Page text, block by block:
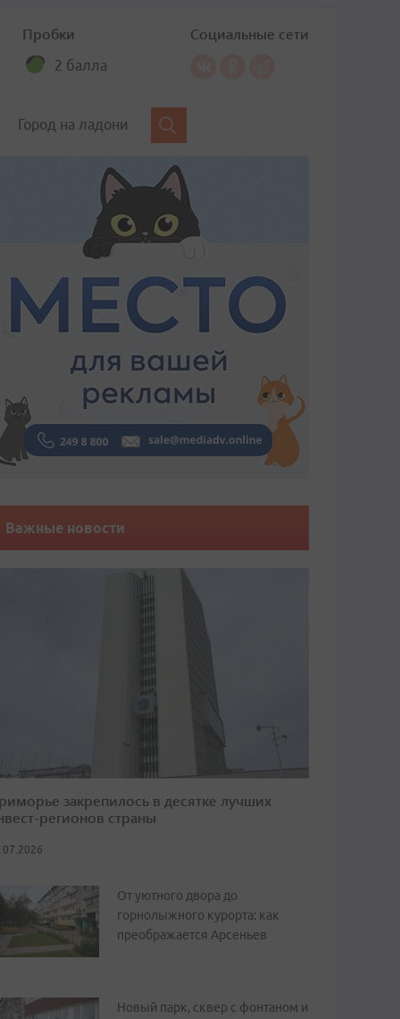
Пробки
2 балла
Социальные сети
Город на ладони
Важные новости
закрепилось в десятке лучших
регионов страны
От уютного двора до
горнолыжного курорта: как
преображается Арсеньев
Новый парк, сквер с фонтаном и